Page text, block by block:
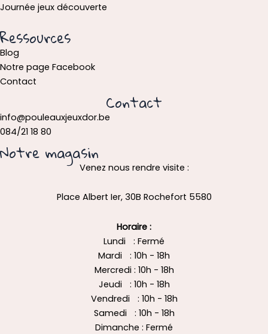
Journée jeux découverte
Ressources
Blog
Notre page Facebook
Contact
Contact
info@pouleauxjeuxdor.be
084/21 18 80
Notre magasin
Venez nous rendre visite :
Place Albert Ier, 30B Rochefort 5580
Horaire :
Lundi : Fermé
Mardi : 10h - 18h
Mercredi : 10h - 18h
Jeudi : 10h - 18h
Vendredi : 10h - 18h
Samedi : 10h - 18h
Dimanche : Fermé